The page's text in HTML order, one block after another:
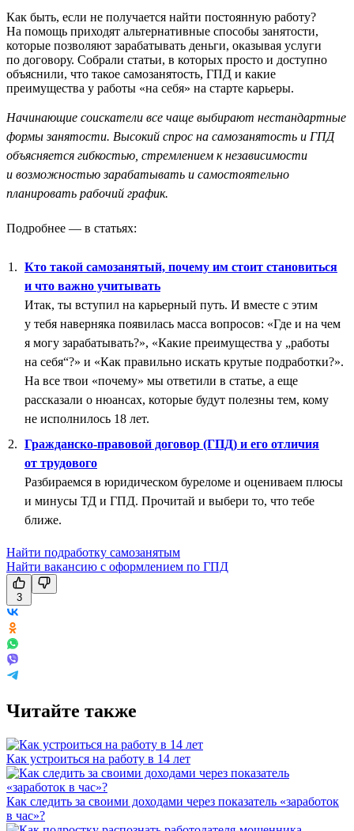
Как быть, если не получается найти постоянную работу?
На помощь приходят альтернативные способы занятости,
которые позволяют зарабатывать деньги, оказывая услуги
по договору. Собрали статьи, в которых просто и доступно
объяснили, что такое самозанятость, ГПД и какие
преимущества у работы «на себя» на старте карьеры.
Начинающие соискатели все чаще выбирают нестандартные
формы занятости. Высокий спрос на самозанятость и ГПД
объясняется гибкостью, стремлением к независимости
и возможностью зарабатывать и самостоятельно
планировать рабочий график.
Подробнее — в статьях:
Кто такой самозанятый, почему им стоит становиться
и что важно учитывать
Итак, ты вступил на карьерный путь. И вместе с этим
у тебя наверняка появилась масса вопросов: «Где и на чем
я могу зарабатывать?», «Какие преимущества у „работы
на себя“?» и «Как правильно искать крутые подработки?».
На все твои «почему» мы ответили в статье, а еще
рассказали о нюансах, которые будут полезны тем, кому
не исполнилось 18 лет.
Гражданско-правовой договор (ГПД) и его отличия
от трудового
Разбираемся в юридическом буреломе и оцениваем плюсы
и минусы ТД и ГПД. Прочитай и выбери то, что тебе
ближе.
Найти подработку самозанятым
Найти вакансию с оформлением по ГПД
3
Читайте также
Как устроиться на работу в 14 лет
Как следить за своими доходами через показатель «заработок
в час»?